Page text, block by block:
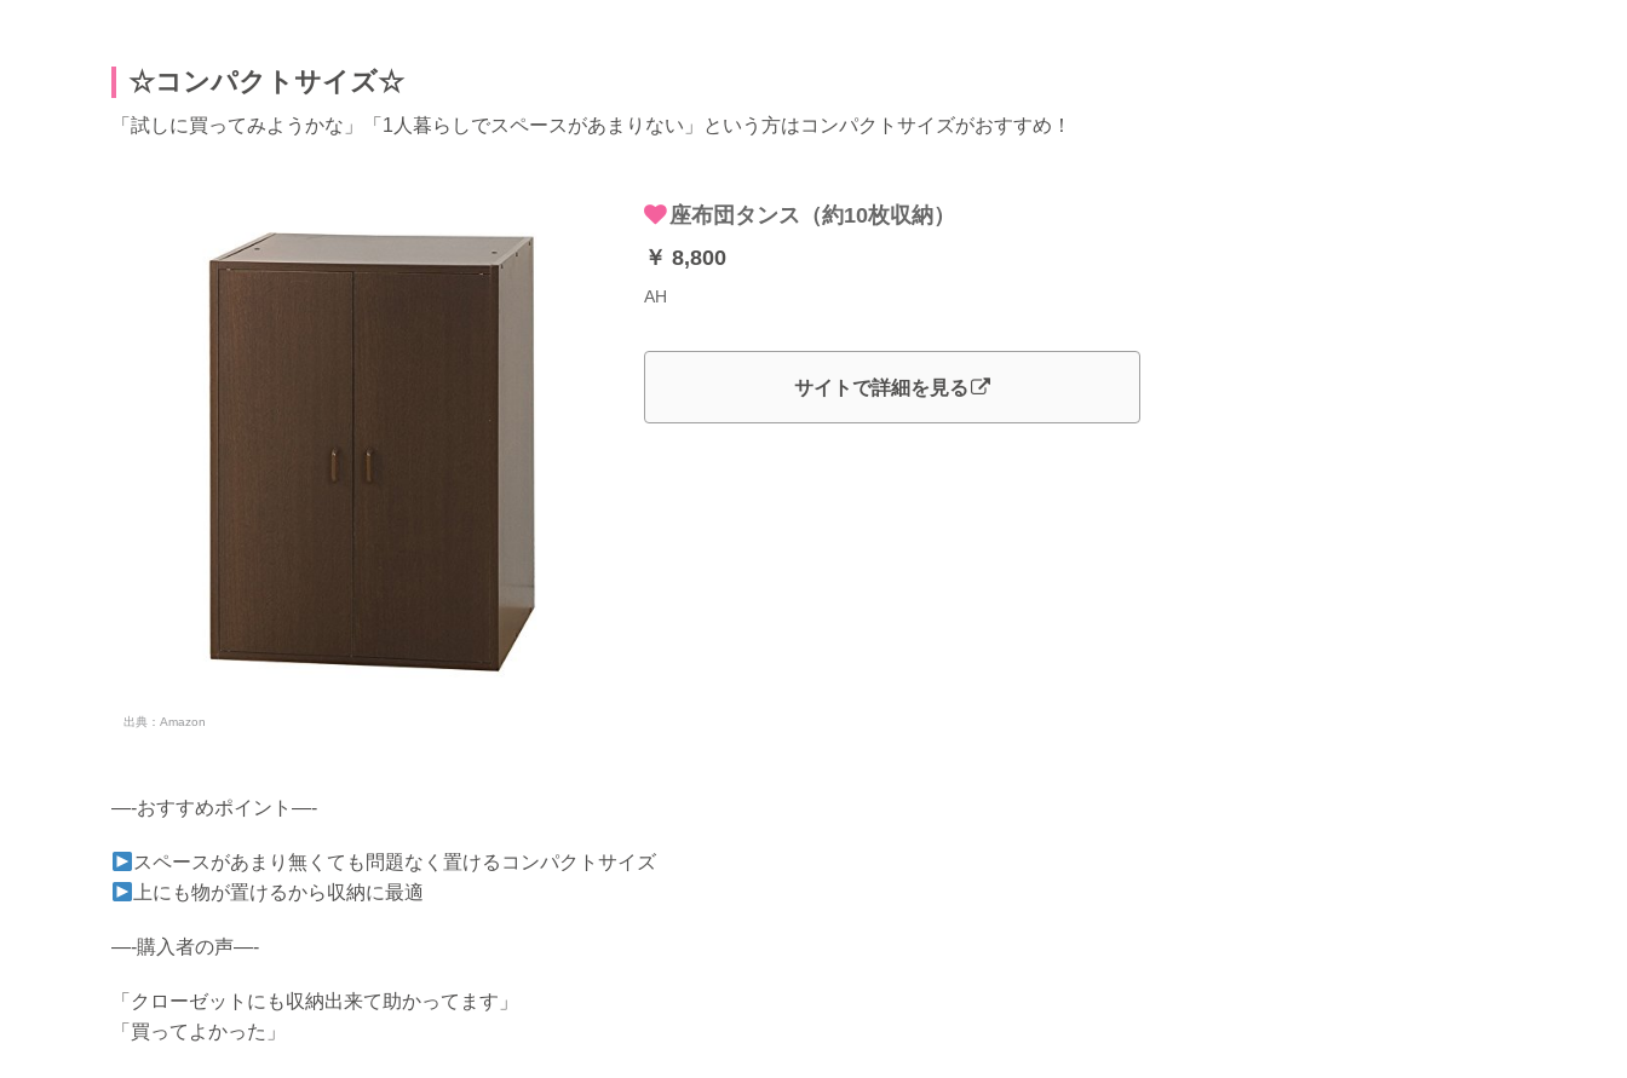
☆コンパクトサイズ☆
「試しに買ってみようかな」「1人暮らしでスペースがあまりない」という方はコンパクトサイズがおすすめ！
出典： Amazon
座布団タンス（約10枚収納）
￥ 8,800
AH
サイトで詳細を見る
—-おすすめポイント—-
スペースがあまり無くても問題なく置けるコンパクトサイズ
上にも物が置けるから収納に最適
—-購入者の声—-
「クローゼットにも収納出来て助かってます」
「買ってよかった」